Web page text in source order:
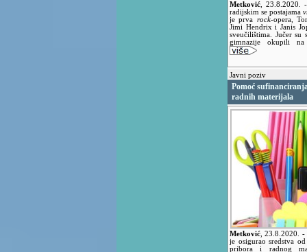
Metković 23.8.2020.
radijskim se postajama
je prva rock-opera,
Jimi Hendrix i Janis
sveučilištima. Jučer
gimnazije okupili na
Javni poziv
Pomoć
radnih materijala
Metković ,23.8.2020. -
je osigurao sredstva
pribora i radnog